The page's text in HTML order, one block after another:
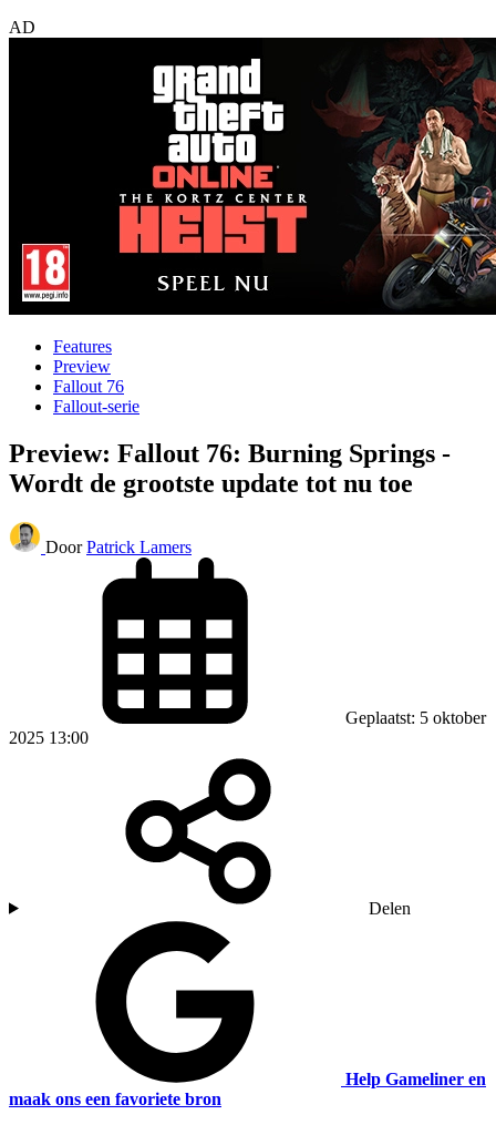
AD
Features
Preview
Fallout 76
Fallout-serie
Preview: Fallout 76: Burning Springs -
Wordt de grootste update tot nu toe
Door Patrick Lamers
Geplaatst: 5 oktober
2025 13:00
Delen
Help Gameliner en
maak ons een favoriete bron